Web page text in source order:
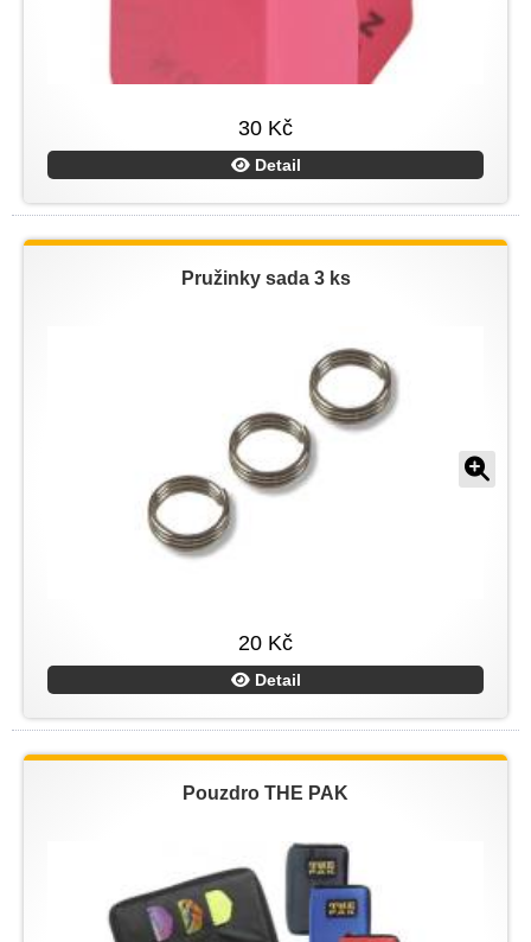
30 Kč
Detail
Pružinky sada 3 ks
20 Kč
Detail
Pouzdro THE PAK